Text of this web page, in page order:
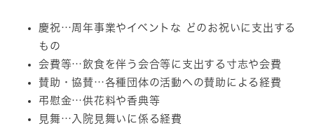
慶祝…周年事業やイベントな どのお祝いに支出する
もの
会費等…飲食を伴う会合等に支出する寸志や会費
賛助・協賛…各種団体の活動への賛助による経費
弔慰金…供花料や香典等
見舞…入院見舞いに係る経費